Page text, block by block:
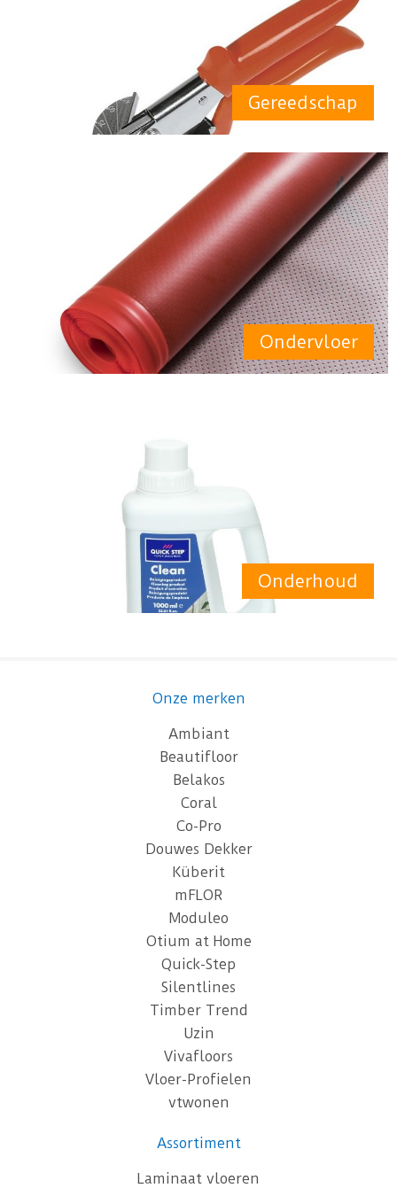
Gereedschap
Ondervloer
Onderhoud
Onze merken
Ambiant
Beautifloor
Belakos
Coral
Co-Pro
Douwes Dekker
Küberit
mFLOR
Moduleo
Otium at Home
Quick-Step
Silentlines
Timber Trend
Uzin
Vivafloors
Vloer-Profielen
vtwonen
Assortiment
Laminaat vloeren